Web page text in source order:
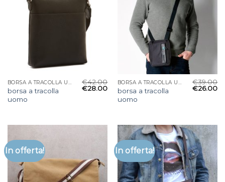
borsa a tracolla
uomo
€42.00
€28.00
borsa a tracolla
uomo
€39.00
€26.00
In offerta! In offerta!